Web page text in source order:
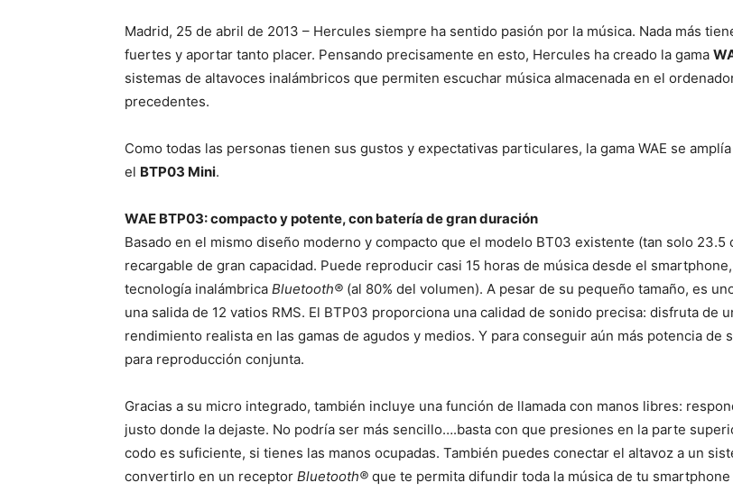
Madrid, 25 de abril de 2013 – Hercules siempre ha sentido pasión por la música. Nada más
fuertes y aportar tanto placer. Pensando precisamente en esto, Hercules ha creado la gama
sistemas de altavoces inalámbricos que permiten escuchar música almacenada en el
precedentes.
Como todas las personas tienen sus gustos y expectativas particulares, la gama WAE se
el BTP03 Mini.
WAE BTP03: compacto y potente, con batería de gran duración
Basado en el mismo diseño moderno y compacto que el modelo BT03 existente (tan solo
recargable de gran capacidad. Puede reproducir casi 15 horas de música desde el
tecnología inalámbrica Bluetooth® (al 80% del volumen). A pesar de su pequeño tamaño, es
una salida de 12 vatios RMS. El BTP03 proporciona una calidad de sonido precisa: disfruta de
rendimiento realista en las gamas de agudos y medios. Y para conseguir aún más potencia
para reproducción conjunta.
Gracias a su micro integrado, también incluye una función de llamada con manos libres:
justo donde la dejaste. No podría ser más sencillo….basta con que presiones en la parte
codo es suficiente, si tienes las manos ocupadas. También puedes conectar el altavoz a un
convertirlo en un receptor Bluetooth® que te permita difundir toda la música de tu